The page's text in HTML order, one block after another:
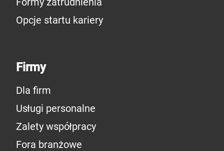
Opcje startu kariery
Firmy
Dla firm
Usługi personalne
Zalety współpracy
Fora branżowe